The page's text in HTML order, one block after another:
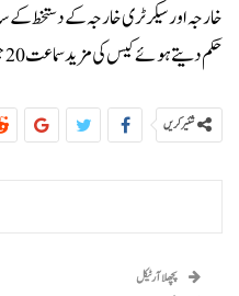
خارجہ اور سیکرٹری خارجہ کے دستخط کے
حکم دیتے ہوئے کیس کی مزید سماعت 20 جنوری ملتوی کردی۔
شئیر کریں
پچھلا آرٹیکل